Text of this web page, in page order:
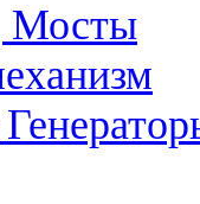
Мосты